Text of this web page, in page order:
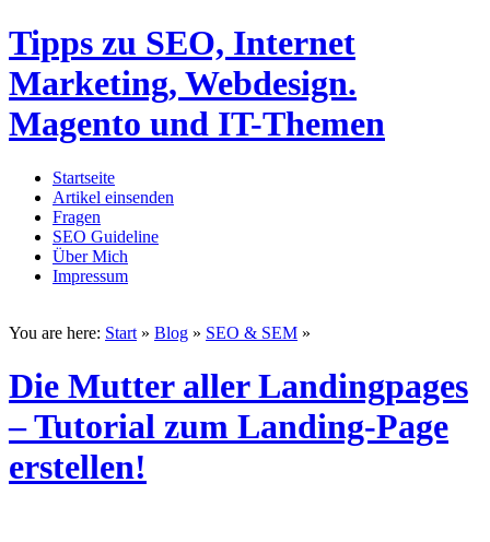
Tipps zu SEO, Internet
Marketing, Webdesign.
Magento und IT-Themen
Startseite
Artikel einsenden
Fragen
SEO Guideline
Über Mich
Impressum
You are here: Start » Blog » SEO & SEM »
Die Mutter aller Landingpages
– Tutorial zum Landing-Page
erstellen!